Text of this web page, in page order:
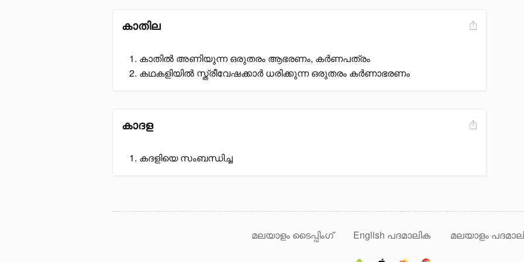
കാതില
കാതിൽ അണിയുന്ന ഒരുതരം ആഭരണം, കർണപത്രം
കഥകളിയിൽ സ്ത്രീവേഷക്കാർ ധരിക്കുന്ന ഒരുതരം കർണാഭരണം
കാദള
കദളിയെ സംബന്ധിച്ച
മലയാളം ടൈപ്പിംഗ് English പദമാലിക മലയാളം